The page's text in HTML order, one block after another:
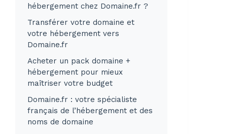
hébergement chez Domaine.fr ?
Transférer votre domaine et
votre hébergement vers
Domaine.fr
Acheter un pack domaine +
hébergement pour mieux
maîtriser votre budget
Domaine.fr : votre spécialiste
français de l’hébergement et des
noms de domaine